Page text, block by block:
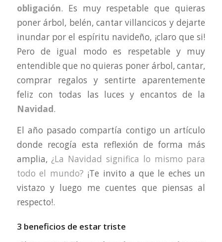
obligación. Es muy respetable que quieras
poner árbol, belén, cantar villancicos y dejarte
inundar por el espíritu navideño, ¡claro que si!
Pero de igual modo es respetable y muy
entendible que no quieras poner árbol, cantar,
comprar regalos y sentirte aparentemente
feliz con todas las luces y encantos de la
Navidad.
El año pasado compartía contigo un artículo
donde recogía esta reflexión de forma más
amplia,¿La Navidad significa lo mismo para
todo el mundo? ¡Te invito a que le eches un
vistazo y luego me cuentes que piensas al
respecto!.
3 beneficios de estar triste